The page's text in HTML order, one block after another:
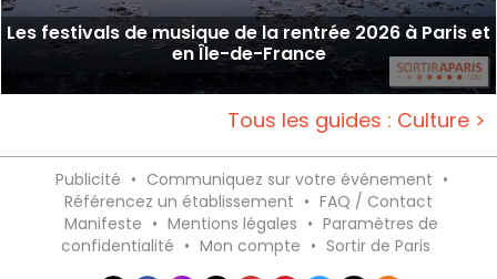
Les festivals de musique de la rentrée 2026 à Paris et
en Île-de-France
Tous les guides : Culture >
Publicité • Communiquez sur votre événement •
Référencez un établissement • FAQ / Contact
Manifeste • Mentions légales • Paramètres de
confidentialité • Mon compte • Sortir de Paris